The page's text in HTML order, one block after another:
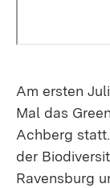
Am ersten
Mal das
Achberg
der
Ravensburg